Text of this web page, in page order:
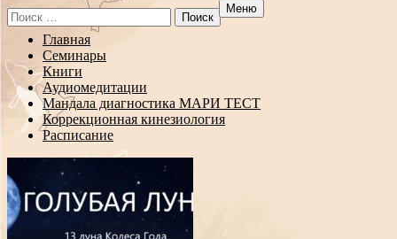
Search
for:
Меню
Перейти
содержанию
Главная
Семинары
Книги
Аудиомедитации
Мандала диагностика МАРИ ТЕСТ
Коррекционная кинезиология
Расписание